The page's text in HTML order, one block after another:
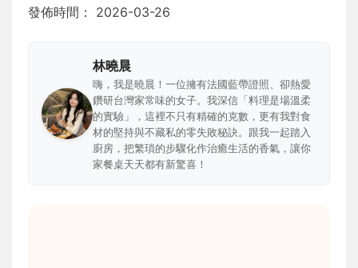
發佈時間： 2026-03-26
林曉晨
嗨，我是曉晨！一位擁有法國藍帶證照、卻熱愛
鑽研台灣家常味的女子。我深信「料理是場溫柔
的實驗」，這裡不只有精確的克數，更有我對食
材的堅持與不藏私的零失敗秘訣。跟我一起踏入
廚房，把繁瑣的步驟化作治癒生活的香氣，讓你
家餐桌天天都有新驚喜！